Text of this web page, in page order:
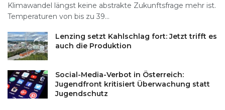
Klimawandel längst keine abstrakte Zukunftsfrage mehr ist.
Temperaturen von bis zu 39...
Lenzing setzt Kahlschlag fort: Jetzt trifft es
auch die Produktion
Social-Media-Verbot in Österreich:
Jugendfront kritisiert Überwachung statt
Jugendschutz